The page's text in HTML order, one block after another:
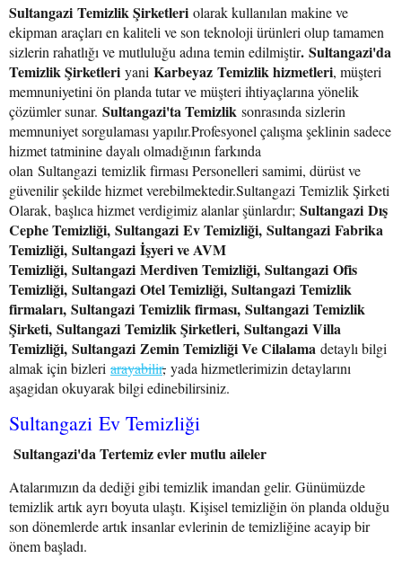
Sultangazi Temizlik Şirketleri olarak kullanılan makine ve
ekipman araçları en kaliteli ve son teknoloji ürünleri olup tamamen
sizlerin rahatlığı ve mutluluğu adına temin edilmiştir. Sultangazi'da
Temizlik Şirketleri yani Karbeyaz Temizlik hizmetleri, müşteri
memnuniyetini ön planda tutar ve müşteri ihtiyaçlarına yönelik
çözümler sunar. Sultangazi'ta Temizlik sonrasında sizlerin
memnuniyet sorgulaması yapılır.Profesyonel çalışma şeklinin sadece
hizmet tatminine dayalı olmadığının farkında
olan Sultangazi temizlik firması Personelleri samimi, dürüst ve
güvenilir şekilde hizmet verebilmektedir.Sultangazi Temizlik Şirketi
Olarak, başlıca hizmet verdigimiz alanlar şünlardır; Sultangazi Dış
Cephe Temizliği, Sultangazi Ev Temizliği, Sultangazi Fabrika
Temizliği, Sultangazi İşyeri ve AVM
Temizliği, Sultangazi Merdiven Temizliği, Sultangazi Ofis
Temizliği, Sultangazi Otel Temizliği, Sultangazi Temizlik
firmaları, Sultangazi Temizlik firması, Sultangazi Temizlik
Şirketi, Sultangazi Temizlik Şirketleri, Sultangazi Villa
Temizliği, Sultangazi Zemin Temizliği Ve Cilalama detaylı bilgi
almak için bizleri arayabilir, yada hizmetlerimizin detaylarını
aşagidan okuyarak bilgi edinebilirsiniz.
Sultangazi Ev Temizliği
Sultangazi'da Tertemiz evler mutlu aileler
Atalarımızın da dediği gibi temizlik imandan gelir. Günümüzde
temizlik artık ayrı boyuta ulaştı. Kişisel temizliğin ön planda olduğu
son dönemlerde artık insanlar evlerinin de temizliğine acayip bir
önem başladı.